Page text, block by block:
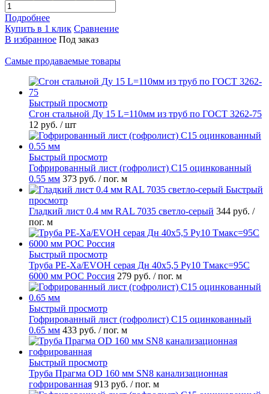
Подробнее
Купить в 1 клик Сравнение
В избранное Под заказ
Самые продаваемые товары
Быстрый просмотр
Сгон стальной Ду 15 L=110мм из труб по ГОСТ 3262-75
12 руб. / шт
Быстрый просмотр
Гофрированный лист (гофролист) С15 оцинкованный
0.55 мм 373 руб. / пог. м
Быстрый
просмотр
Гладкий лист 0.4 мм RAL 7035 светло-серый 344 руб. /
пог. м
Быстрый просмотр
Труба PE-Xa/EVOH серая Дн 40х5,5 Ру10 Тмакс=95C
6000 мм РОС Россия 279 руб. / пог. м
Быстрый просмотр
Гофрированный лист (гофролист) С15 оцинкованный
0.65 мм 433 руб. / пог. м
Быстрый просмотр
Труба Прагма OD 160 мм SN8 канализационная
гофрированная 913 руб. / пог. м